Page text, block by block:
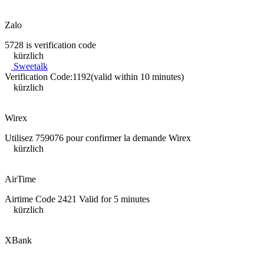
Zalo
5728 is verification code
kürzlich
Sweetalk
Verification Code:1192(valid within 10 minutes)
kürzlich
Wirex
Utilisez 759076 pour confirmer la demande Wirex
kürzlich
AirTime
Airtime Code 2421 Valid for 5 minutes
kürzlich
XBank